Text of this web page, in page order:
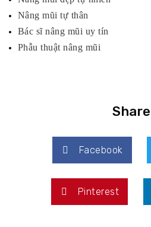
Nâng mũi tự thân
Bác sĩ nâng mũi uy tín
Phẫu thuật nâng mũi
Facebook
Pinterest